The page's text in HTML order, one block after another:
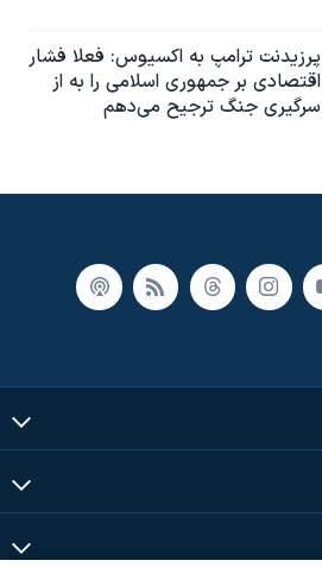
پرزیدنت ترامپ به اکسیوس: فعلا فشار
اقتصادی بر جمهوری اسلامی را به از
سرگیری جنگ ترجیح می‌دهم